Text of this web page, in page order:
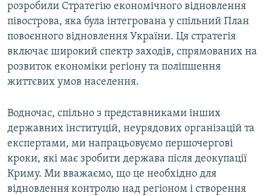
розробили Стратегію економічного відновлення
півострова, яка була інтегрована у спільний План
повоєнного відновлення України. Ця стратегія
включає широкий спектр заходів, спрямованих на
розвиток економіки регіону та поліпшення
життєвих умов населення.
Водночас, спільно з представниками інших
державних інституцій, неурядових організацій та
експертами, ми напрацьовуємо першочергові
кроки, які має зробити держава після деокупації
Криму. Ми вважаємо, що це необхідно для
відновлення контролю над регіоном і створення